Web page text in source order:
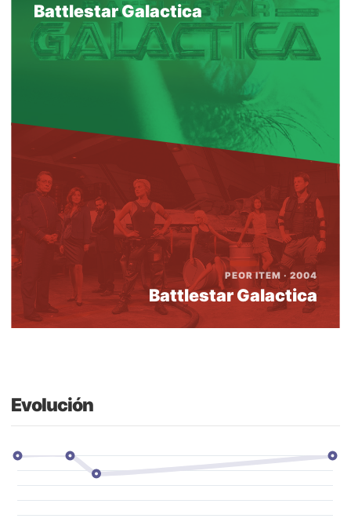
Battlestar Galactica
PEOR ITEM · 2004
Battlestar Galactica
Evolución